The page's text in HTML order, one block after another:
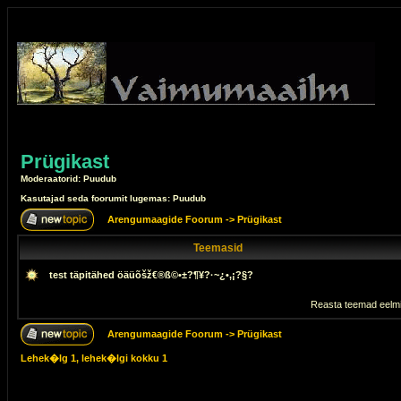
Prügikast
Moderaatorid: Puudub
Kasutajad seda foorumit lugemas: Puudub
Arengumaagide Foorum -> Prügikast
Teemasid
test täpitähed öäüõšž€®ß©•±?¶¥?·~¿•,¡?§?
Reasta teemad
Arengumaagide Foorum -> Prügikast
Lehek�lg 1, lehek�lgi kokku 1